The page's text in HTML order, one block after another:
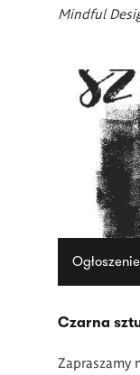
Mindful
Ogłoszenie
Czarna
Zapraszamy